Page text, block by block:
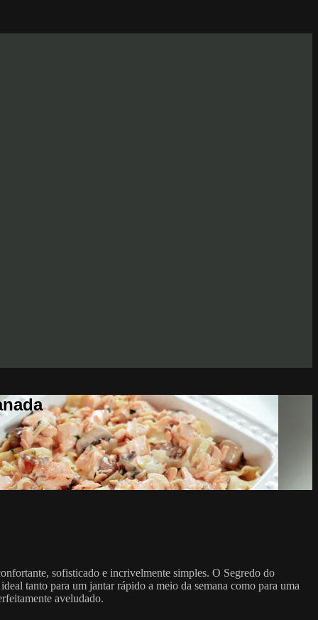
sofisticado e incrivelmente simples. O Segredo do
tanto para um jantar rápido a meio da semana como para uma
aveludado.